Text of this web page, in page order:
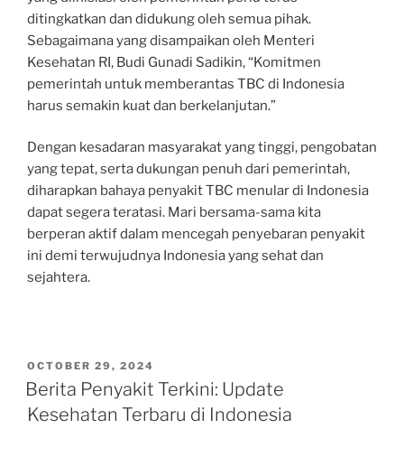
ditingkatkan dan didukung oleh semua pihak.
Sebagaimana yang disampaikan oleh Menteri
Kesehatan RI, Budi Gunadi Sadikin, “Komitmen
pemerintah untuk memberantas TBC di Indonesia
harus semakin kuat dan berkelanjutan.”
Dengan kesadaran masyarakat yang tinggi, pengobatan
yang tepat, serta dukungan penuh dari pemerintah,
diharapkan bahaya penyakit TBC menular di Indonesia
dapat segera teratasi. Mari bersama-sama kita
berperan aktif dalam mencegah penyebaran penyakit
ini demi terwujudnya Indonesia yang sehat dan
sejahtera.
POSTED
ON
OCTOBER 29, 2024
Berita Penyakit Terkini: Update
Kesehatan Terbaru di Indonesia